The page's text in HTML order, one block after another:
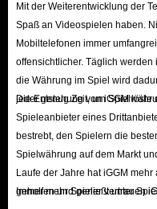
Mit der Weiterentwicklung der
Spaß an Videospielen haben.
Mobiltelefonen immer
offensichtlicher. Täglich
die Währung im Spiel wird
jeder genug Zeit, um
Die Entstehung von iGGM
Spieleanbieter eines
bestrebt, den Spielern die
Spielwährung auf dem Markt
Laufe der Jahre hat iGGM
geholfen und genießt unter
Immer mehr Spieler vertrauen